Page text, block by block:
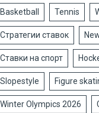
Basketball Tennis
Стратегии ставок
Ставки на спорт
Slopestyle Figure
Winter Olympics 2026